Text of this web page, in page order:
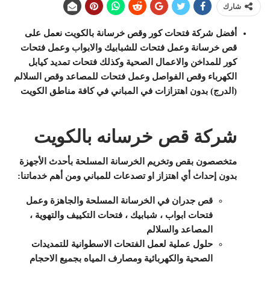
شارك
أفضل شركة فتحات كور وقص خرسانة بالكويت نعمل على
قص خرسانة وعمل فتحات للشبابيك والابواب وعمل فتحات
كور للمداخن والاعمال الصحية وكذلك فتحات تمديد كيابل
الكهرباء وقص الفواصل وعمل فتحات للمصاعد وقص السلالم
(الدرج) بدون اهتزازات في المباني في كافة مناطق الكويت
شركة قص خرسانه بالكويت
متخصصون بقص وتخريم الخرسانة المسلحة بأحدث الأجهزة
بدون إحداث أي اهتزاز او تصدعات للمباني ومن أهم خدماتنا:
قص جدران في الخرسانة المسلحة والجاهزة وعمل
فتحات ابواب ، شبابيك ، فتحات التكييف والتهوية ،
المصاعد والسلالم
حلول عملية لعمل الفتحات الاسطوانية للتمديدات
الصحية والكهربائية ومصارف المياه بجميع الاحجام